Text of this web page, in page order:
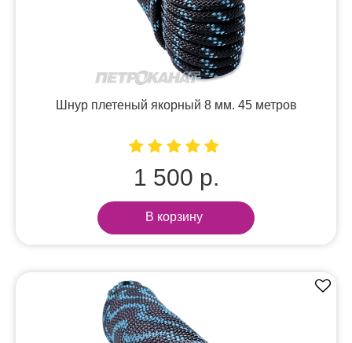
Шнур плетеный якорный 8 мм. 45 метров
1 500 р.
В корзину